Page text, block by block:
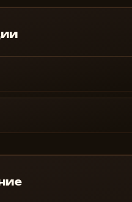
- Включение Aim-бота
- Угол обзора Aim-бота
- Дистанция Silent
- Угол обзора Flicker-режима